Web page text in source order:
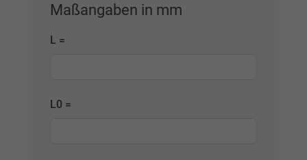
Maßangaben in mm
L =
L0 =